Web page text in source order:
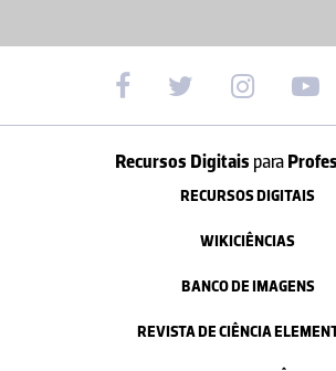
Recursos Digitais para
RECURSOS DIGITAIS
WIKICIÊNCIAS
BANCO DE IMAGENS
REVISTA DE CIÊNCIA